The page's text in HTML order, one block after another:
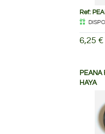
Ref:
6,25 €
PEANA
HAYA